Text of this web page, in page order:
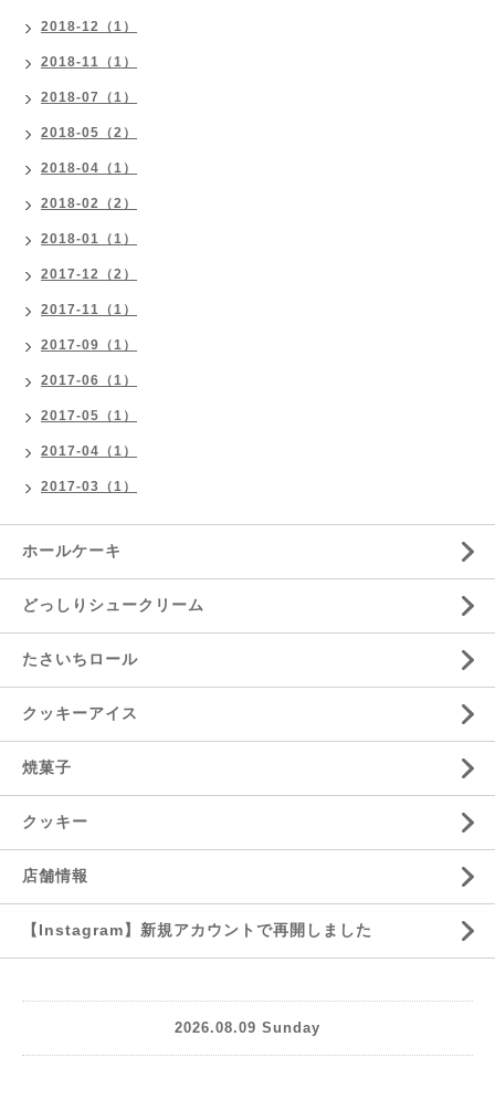
2018-12（1）
2018-11（1）
2018-07（1）
2018-05（2）
2018-04（1）
2018-02（2）
2018-01（1）
2017-12（2）
2017-11（1）
2017-09（1）
2017-06（1）
2017-05（1）
2017-04（1）
2017-03（1）
ホールケーキ
どっしりシュークリーム
たさいちロール
クッキーアイス
焼菓子
クッキー
店舗情報
【Instagram】新規アカウントで再開しました
2026.08.09 Sunday